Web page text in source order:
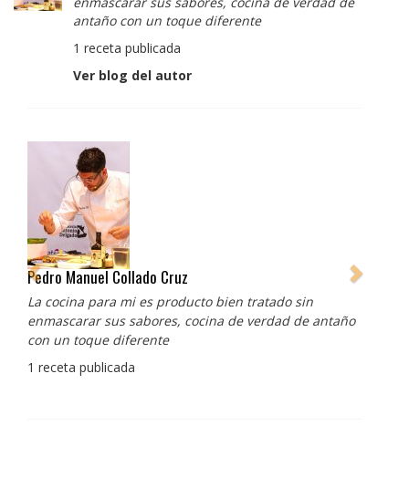
antaño con un toque diferente
1 receta publicada
Ver blog del autor
Pedro Manuel Collado Cruz
La cocina para mi es producto bien tratado sin
enmascarar sus sabores, cocina de verdad de antaño
con un toque diferente
1 receta publicada